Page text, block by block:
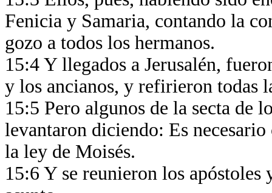
Fenicia y Samaria, contando la
gozo a todos los hermanos.
15:4 Y llegados a Jerusalén,
y los ancianos, y refirieron todas
15:5 Pero algunos de la secta de
levantaron diciendo: Es
la ley de Moisés.
15:6 Y se reunieron los apóstoles